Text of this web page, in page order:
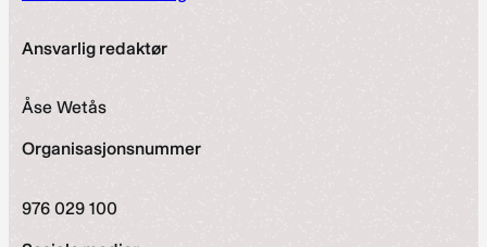
Ansvarlig redaktør
Åse Wetås
Organisasjonsnummer
976 029 100